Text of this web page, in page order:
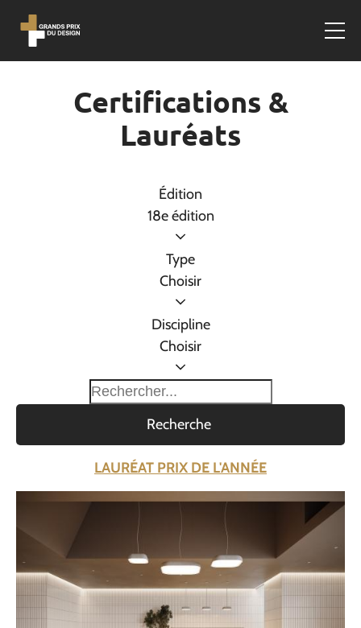
Certifications &
Lauréats
Édition
18e édition
Type
Choisir
Discipline
Choisir
Recherche
LAURÉAT PRIX DE L'ANNÉE